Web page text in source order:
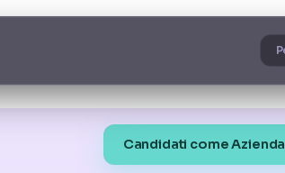
Candidati come